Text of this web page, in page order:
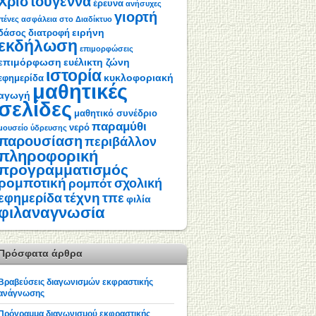
έρευνα ανήσυχες
ασφάλεια στο Διαδίκτυο γιορτή
διατροφή ειρήνη
επιμορφώσεις
ευέλικτη ζώνη
ιστορία κυκλοφοριακή
μαθητικές
μαθητικό συνέδριο
ύδρευσης νερό παραμύθι
περιβάλλον
ρομπότσχολική
τέχνη τπε φιλία
άρθρα
διαγωνισμών εκφραστικής
διαγωνισμού εκφραστικής